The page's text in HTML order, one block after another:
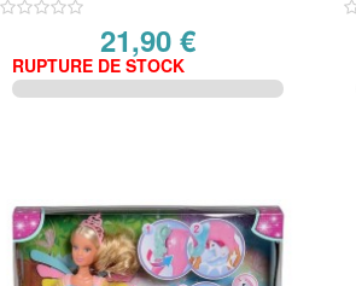
21,90 €
RUPTURE DE STOCK